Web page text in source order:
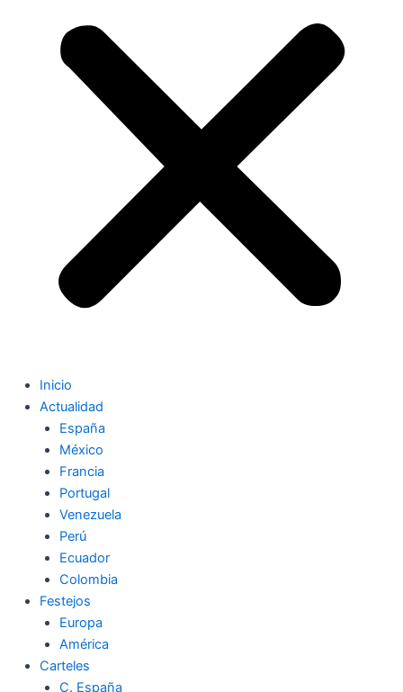
Inicio
Actualidad
España
México
Francia
Portugal
Venezuela
Perú
Ecuador
Colombia
Festejos
Europa
América
Carteles
C. España